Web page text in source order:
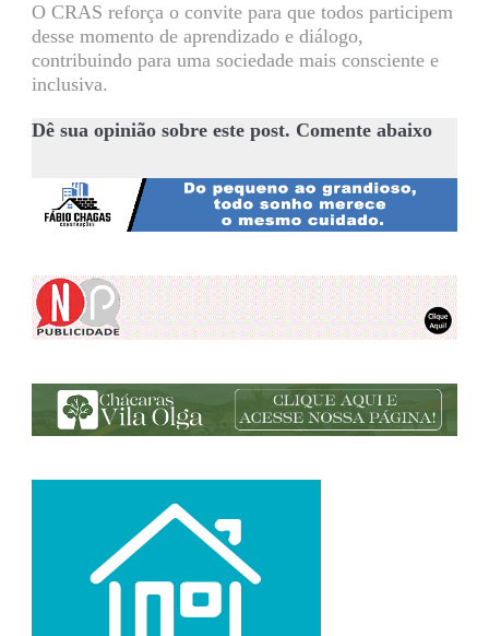
O CRAS reforça o convite para que todos participem
desse momento de aprendizado e diálogo,
contribuindo para uma sociedade mais consciente e
inclusiva.
Dê sua opinião sobre este post. Comente abaixo